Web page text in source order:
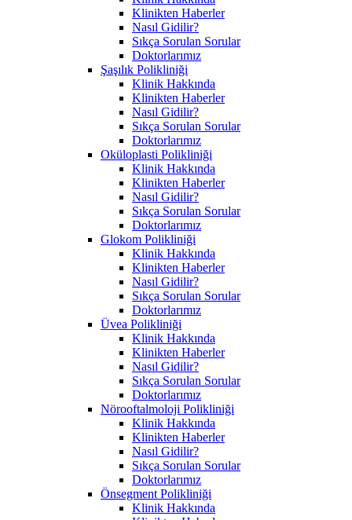
Klinikten Haberler
Nasıl Gidilir?
Sıkça Sorulan Sorular
Doktorlarımız
Şaşılık Polikliniği
Klinik Hakkında
Klinikten Haberler
Nasıl Gidilir?
Sıkça Sorulan Sorular
Doktorlarımız
Oküloplasti Polikliniği
Klinik Hakkında
Klinikten Haberler
Nasıl Gidilir?
Sıkça Sorulan Sorular
Doktorlarımız
Glokom Polikliniği
Klinik Hakkında
Klinikten Haberler
Nasıl Gidilir?
Sıkça Sorulan Sorular
Doktorlarımız
Üvea Polikliniği
Klinik Hakkında
Klinikten Haberler
Nasıl Gidilir?
Sıkça Sorulan Sorular
Doktorlarımız
Nörooftalmoloji Polikliniği
Klinik Hakkında
Klinikten Haberler
Nasıl Gidilir?
Sıkça Sorulan Sorular
Doktorlarımız
Önsegment Polikliniği
Klinik Hakkında